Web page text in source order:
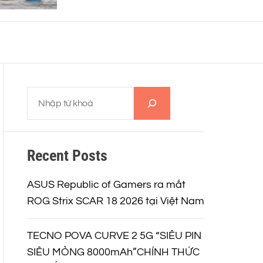
r
d
thiết kế siêu nhẹ 12Gram và
khả năng ghi âm 32-BIT FLOAT
m
i
m
Recent Posts
ASUS Republic of Gamers ra mắt
ROG Strix SCAR 18 2026 tại Việt Nam
TECNO POVA CURVE 2 5G “SIÊU PIN
SIÊU MỎNG 8000mAh”CHÍNH THỨC